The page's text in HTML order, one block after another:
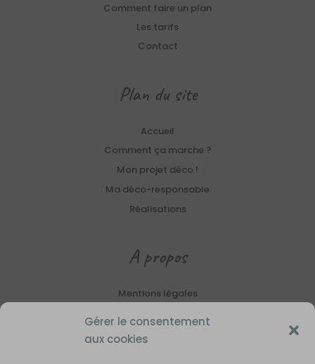
Gérer le consentement
aux cookies
Comment faire un plan
Les tarifs
Contact
Plan du site
Accueil
Comment ça marche ?
Mon projet déco !
Ma déco-responsable
Réalisations
A propos
Mentions légales
Politique de confidentialité